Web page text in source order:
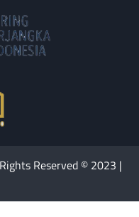
Reserved © 2023 |